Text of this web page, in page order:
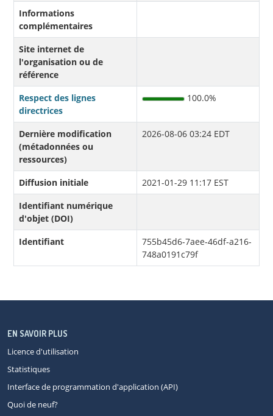
Informations
complémentaires
Site internet de
l'organisation ou de
référence
Respect des lignes
directrices
100.0%
Dernière modification
(métadonnées ou
ressources)
2026-08-06 03:24 EDT
Diffusion initiale
2021-01-29 11:17 EST
Identifiant numérique
d'objet (DOI)
Identifiant
755b45d6-7aee-46df-a216-
748a0191c79f
EN SAVOIR PLUS
Licence d'utilisation
Statistiques
Interface de programmation d'application (API)
Quoi de neuf?